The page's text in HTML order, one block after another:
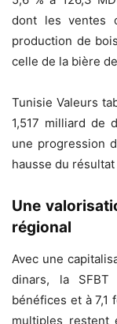
dont les ventes
production de
celle de la bière
Tunisie Valeurs
1,517 milliard de
une progression
hausse du
Une
régional
Avec une
dinars, la
bénéfices et à 7,1
multiples restent